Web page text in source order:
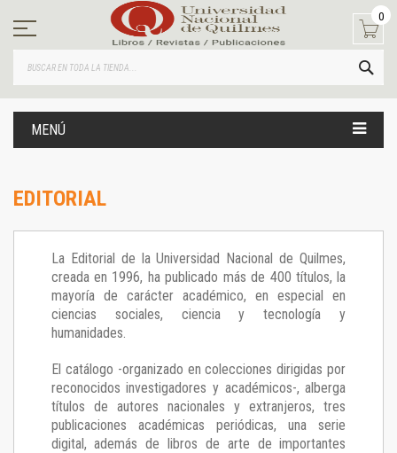
contenido
0
MENÚ
EDITORIAL
La Editorial de la Universidad Nacional de Quilmes,
creada en 1996, ha publicado más de 400 títulos, la
mayoría de carácter académico, en especial en
ciencias sociales, ciencia y tecnología y
humanidades.
El catálogo -organizado en colecciones dirigidas por
reconocidos investigadores y académicos-, alberga
títulos de autores nacionales y extranjeros, tres
publicaciones académicas periódicas, una serie
digital, además de libros de arte de importantes